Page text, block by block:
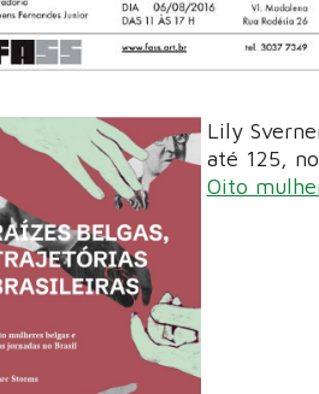
Lily
até 125,
Oito